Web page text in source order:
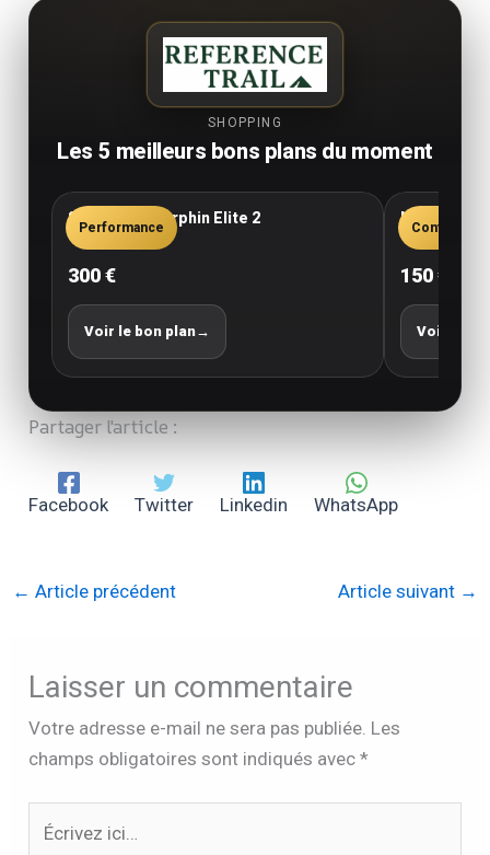
SHOPPING
Les 5 meilleurs bons plans du moment
Performance
Saucony Endorphin Elite 2
300 €
Voir le bon plan→
Confort
New
150 €
Voir le
Partager l'article :
Facebook Twitter Linkedin WhatsApp
← Article précédent Article suivant →
Laisser un commentaire
Votre adresse e-mail ne sera pas publiée. Les
champs obligatoires sont indiqués avec*
ici…